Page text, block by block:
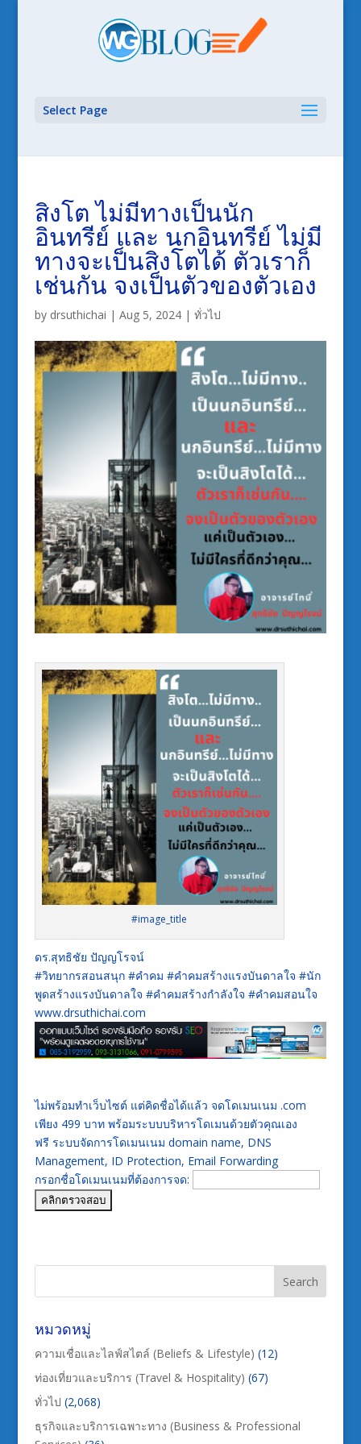
Select Page
สิงโต ไม่มีทางเป็นนัก
อินทรีย์ และ นกอินทรีย์ ไม่มี
ทางจะเป็นสิงโตได้ ตัวเราก็
เช่นกัน จงเป็นตัวของตัวเอง
by drsuthichai | Aug 5, 2024| ทั่วไป
#image_title
ดร.สุทธิชัย ปัญญโรจน์
#วิทยากรสอนสนุก #คำคม #คำคมสร้างแรงบันดาลใจ #นัก
พูดสร้างแรงบันดาลใจ #คำคมสร้างกำลังใจ #คำคมสอนใจ
www.drsuthichai.com
ไม่พร้อมทำเว็บไซต์ แต่คิดชื่อได้แล้ว จดโดเมนเนม .com
เพียง 499 บาท พร้อมระบบบริหารโดเมนด้วยตัวคุณเอง
ฟรี ระบบจัดการโดเมนเนม domain name, DNS
Management, ID Protection, Email Forwarding
กรอกชื่อโดเมนเนมที่ต้องการจด:
หมวดหมู่
ความเชื่อและไลฟ์สไตล์ (Beliefs & Lifestyle) (12)
ท่องเที่ยวและบริการ (Travel & Hospitality) (67)
ทั่วไป (2,068)
ธุรกิจและบริการเฉพาะทาง (Business & Professional